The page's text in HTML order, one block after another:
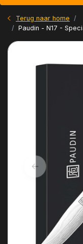
Terug naar home
Paudin - N17 -